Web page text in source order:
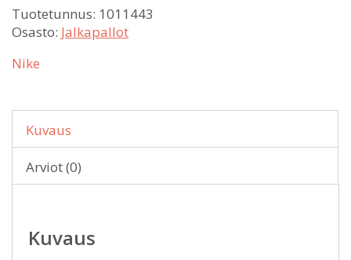
Tuotetunnus: 1011443
Osasto: Jalkapallot
Nike
Kuvaus
Arviot (0)
Kuvaus